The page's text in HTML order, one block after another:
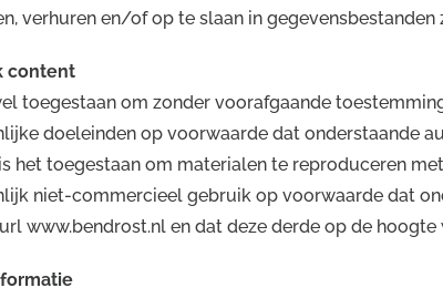
verhuren en/of op te slaan in
content
toegestaan om zonder voorafgaande
doeleinden op voorwaarde dat onderstaande
het toegestaan om materialen te reproduceren
niet-commercieel gebruik op voorwaarde dat
www.bendrost.nl en dat deze derde op de